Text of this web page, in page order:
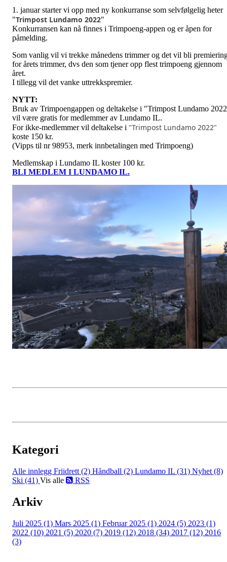
1. januar starter vi opp med ny konkurranse som selvfølgelig heter
"Trimpost Lundamo 2022"
Konkurransen kan nå finnes i Trimpoeng-appen og er åpen for
påmelding.
Som vanlig vil vi trekke månedens trimmer og det vil bli
for årets trimmer, dvs den som tjener opp flest trimpoeng gjennom
året.
I tillegg vil det vanke uttrekkspremier.
NYTT:
Bruk av Trimpoengappen og deltakelse i "Trimpost Lundamo
vil være gratis for medlemmer av Lundamo IL.
For ikke-medlemmer vil deltakelse i "Trimpost Lundamo 2022"
koste 150 kr.
(Vipps til nr 98953, merk innbetalingen med Trimpoeng)
Medlemskap i Lundamo IL koster 100 kr.
BLI MEDLEM I LUNDAMO IL.
Kategori
Alle innlegg Friidrett (2) Håndball (2) Lundamo IL (31) Nyhet (8)
Ski (41) Vis alle RSS
Arkiv
Juli 2025 (1) Mars 2025 (1) Februar 2025 (1) 2024 (5) 2023 (1)
2022 (10) 2021 (5) 2020 (7) 2019 (12) 2018 (34) 2017 (12) 2016
(3)